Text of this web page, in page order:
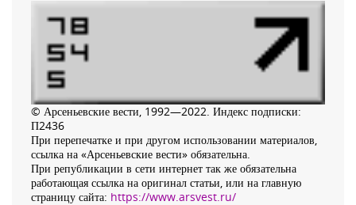
© Арсеньевские вести, 1992—2022. Индекс подписки:
П2436
При перепечатке и при другом использовании материалов,
ссылка на «Арсеньевские вести» обязательна.
При републикации в сети интернет так же обязательна
работающая ссылка на оригинал статьи, или на главную
страницу сайта: https://www.arsvest.ru/